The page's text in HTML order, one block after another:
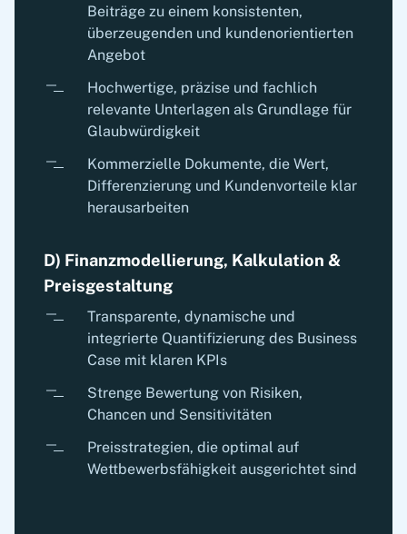
Beiträge zu einem konsistenten,
überzeugenden und kundenorientierten
Angebot
Hochwertige, präzise und fachlich
relevante Unterlagen als Grundlage für
Glaubwürdigkeit
Kommerzielle Dokumente, die Wert,
Differenzierung und Kundenvorteile klar
herausarbeiten
D) Finanzmodellierung, Kalkulation &
Preisgestaltung
Transparente, dynamische und
integrierte Quantifizierung des Business
Case mit klaren KPIs
Strenge Bewertung von Risiken,
Chancen und Sensitivitäten
Preisstrategien, die optimal auf
Wettbewerbsfähigkeit ausgerichtet sind